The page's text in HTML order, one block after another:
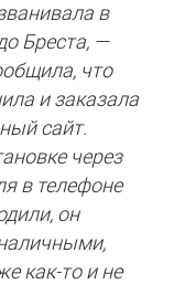
в
Бреста, —
что
и заказала
сайт.
через
в телефоне
он
как-то и не